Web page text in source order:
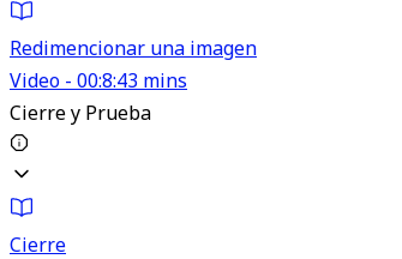
Redimencionar una imagen
Video - 00:8:43 mins
Cierre y Prueba
Cierre